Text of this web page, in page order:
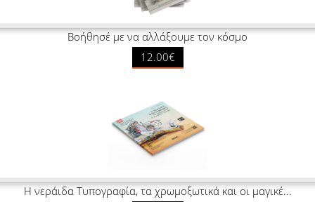
Βοήθησέ με να αλλάξουμε τον κόσμο
12.00€
Η νεράιδα Τυπογραφία, τα χρωμοξωτικά και οι μαγικέ...